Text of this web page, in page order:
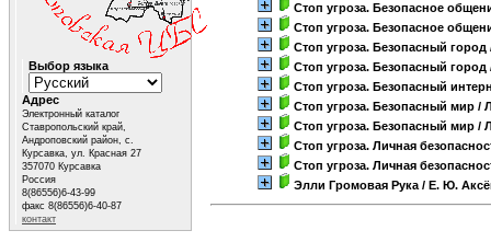
Стоп угроза. Безопасное
Стоп угроза. Безопасное
Стоп угроза. Безопасный город
Стоп угроза. Безопасный город
Стоп угроза. Безопасный
Стоп угроза. Безопасный мир /
Стоп угроза. Безопасный мир /
Стоп угроза. Личная
Стоп угроза. Личная
Элли Громовая Рука / Е. Ю.
Выбор языка
Адрес
Электронный каталог
Ставропольский край,
Андроповский район, с.
Курсавка, ул. Красная 27
357070 Курсавка
Россия
8(86556)6-43-99
факс 8(86556)6-40-87
контакт